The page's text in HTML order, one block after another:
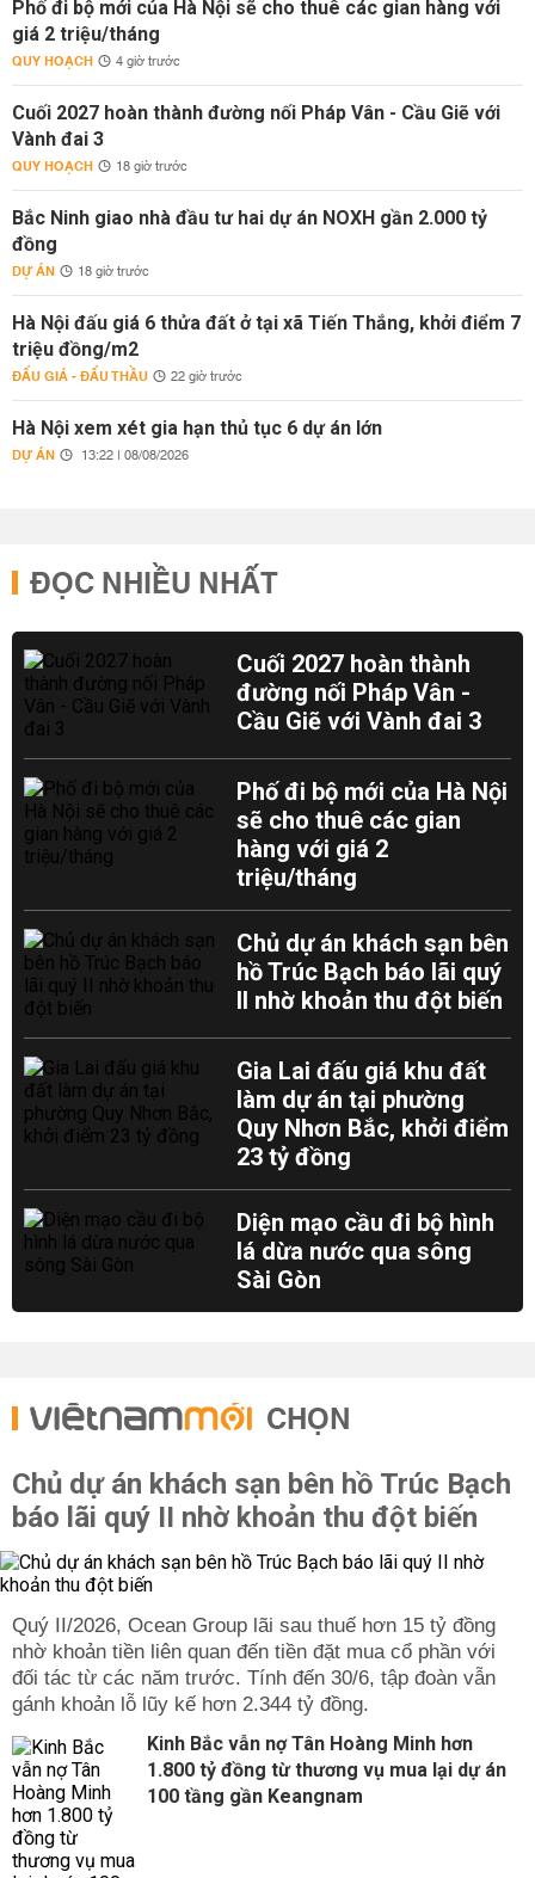
Phố đi bộ mới của Hà Nội sẽ cho thuê các gian hàng với
giá 2 triệu/tháng
QUY HOẠCH 4 giờ trước
Cuối 2027 hoàn thành đường nối Pháp Vân - Cầu Giẽ với
Vành đai 3
QUY HOẠCH 18 giờ trước
Bắc Ninh giao nhà đầu tư hai dự án NOXH gần 2.000 tỷ
đồng
DỰ ÁN 18 giờ trước
Hà Nội đấu giá 6 thửa đất ở tại xã Tiến Thắng, khởi điểm 7
triệu đồng/m2
ĐẤU GIÁ - ĐẤU THẦU 22 giờ trước
Hà Nội xem xét gia hạn thủ tục 6 dự án lớn
DỰ ÁN 13:22 | 08/08/2026
ĐỌC NHIỀU NHẤT
Cuối 2027 hoàn thành
đường nối Pháp Vân -
Cầu Giẽ với Vành đai 3
Phố đi bộ mới của Hà Nội
sẽ cho thuê các gian
hàng với giá 2
triệu/tháng
Chủ dự án khách sạn bên
hồ Trúc Bạch báo lãi quý
II nhờ khoản thu đột biến
Gia Lai đấu giá khu đất
làm dự án tại phường
Quy Nhơn Bắc, khởi điểm
23 tỷ đồng
Diện mạo cầu đi bộ hình
lá dừa nước qua sông
Sài Gòn
CHỌN
Chủ dự án khách sạn bên hồ Trúc Bạch
báo lãi quý II nhờ khoản thu đột biến
Quý II/2026, Ocean Group lãi sau thuế hơn 15 tỷ đồng
nhờ khoản tiền liên quan đến tiền đặt mua cổ phần với
đối tác từ các năm trước. Tính đến 30/6, tập đoàn vẫn
gánh khoản lỗ lũy kế hơn 2.344 tỷ đồng.
Kinh Bắc vẫn nợ Tân Hoàng Minh hơn
1.800 tỷ đồng từ thương vụ mua lại dự án
100 tầng gần Keangnam